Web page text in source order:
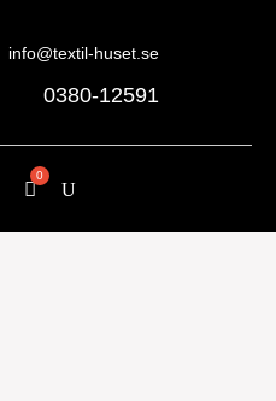
info@textil-huset.se
0380-12591